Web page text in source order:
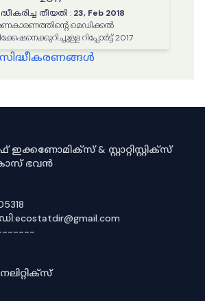
തീയതി : 23, Feb 2018
മെഡിക്കൽ
റിപ്പോർട്ട് 2017
& സ്റ്റാറ്റിസ്റ്റിക്സ്
ഭവൻ